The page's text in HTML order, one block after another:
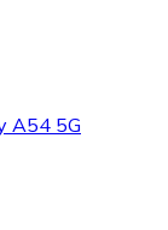
A54 5G